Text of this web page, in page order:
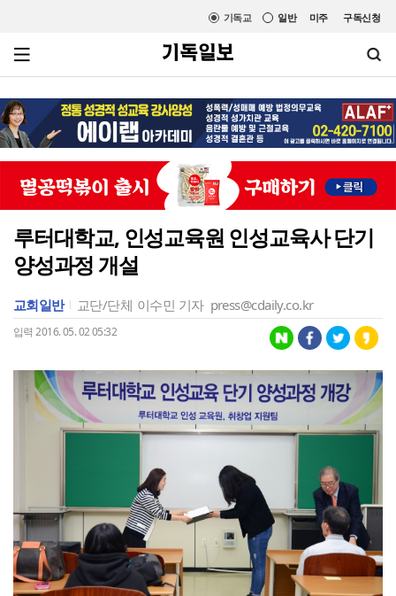
미주 구독신청
일반
기독교
루터대학교, 인성교육원 인성교육사 단기
양성과정 개설
교회일반 교단/단체 이수민 기자 press@cdaily.co.kr
입력 2016. 05. 02 05:32